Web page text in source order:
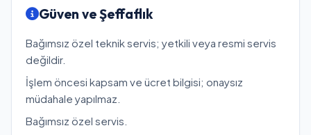
Güven ve Şeffaflık
Bağımsız özel teknik servis; yetkili veya resmi servis
değildir.
İşlem öncesi kapsam ve ücret bilgisi; onaysız
müdahale yapılmaz.
Bağımsız özel servis.